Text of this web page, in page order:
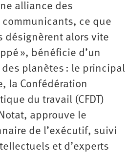
alliance des
ce que
désignèrent alors vite
», bénéficie d’un
planètes : le principal
la Confédération
du travail (CFDT)
approuve le
de l’exécutif, suivi
et d’experts